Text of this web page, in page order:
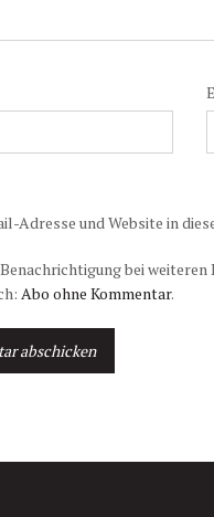
Adresse und Website in
bei weiteren
Abo ohne Kommentar.